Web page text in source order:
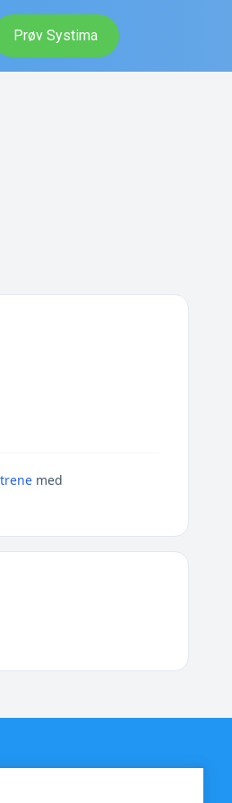
Prøv Systima
med